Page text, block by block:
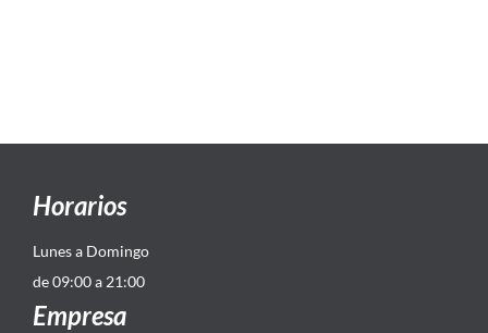
Horarios
Lunes a Domingo
de 09:00 a 21:00
Empresa